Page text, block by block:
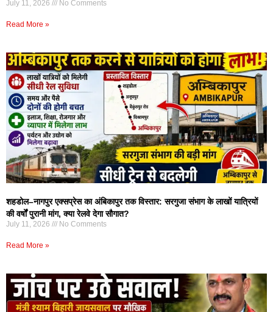
July 11, 2026 No Comments
Read More »
शहडोल–नागपुर एक्सप्रेस का अंबिकापुर तक विस्तार: सरगुजा संभाग के लाखों यात्रियों
की वर्षों पुरानी मांग, क्या रेलवे देगा सौगात?
July 11, 2026 No Comments
Read More »